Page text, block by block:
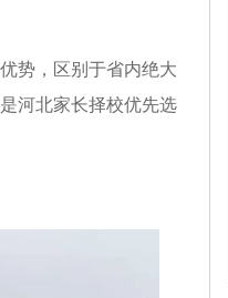
势，区别于省内绝大
河北家长择校优先选